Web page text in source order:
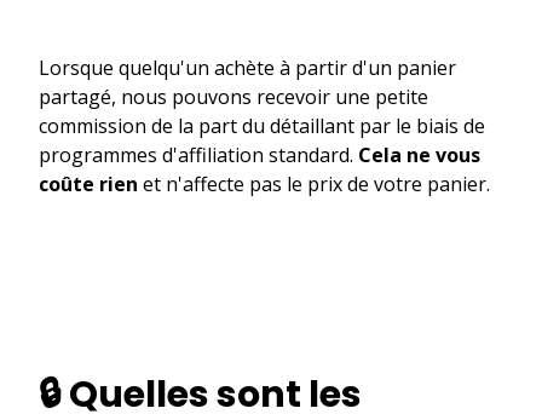
Lorsque quelqu'un achète à partir d'un panier
partagé, nous pouvons recevoir une petite
commission de la part du détaillant par le biais de
programmes d'affiliation standard. Cela ne vous
coûte rien et n'affecte pas le prix de votre panier.
🔒 Quelles sont les